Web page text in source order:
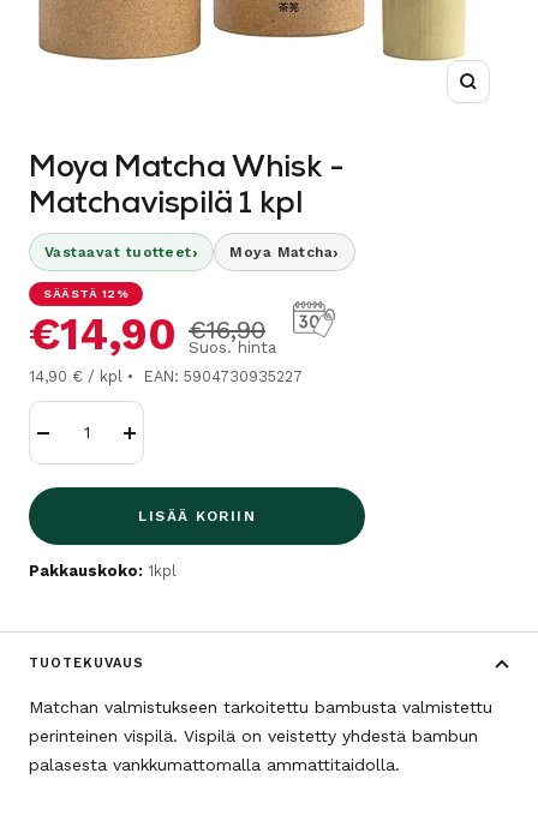
Moya Matcha Whisk -
Matchavispilä 1 kpl
Vastaavat tuotteet› Moya Matcha›
SÄÄSTÄ 12%
Alennushinta
€14,90 Normaalihinta
€16,90
Suos. hinta
14,90 € / kpl EAN: 5904730935227
Lisää
LISÄÄ KORIIN
Pakkauskoko: 1kpl
TUOTEKUVAUS
Matchan valmistukseen tarkoitettu bambusta valmistettu
perinteinen vispilä. Vispilä on veistetty yhdestä bambun
palasesta vankkumattomalla ammattitaidolla.